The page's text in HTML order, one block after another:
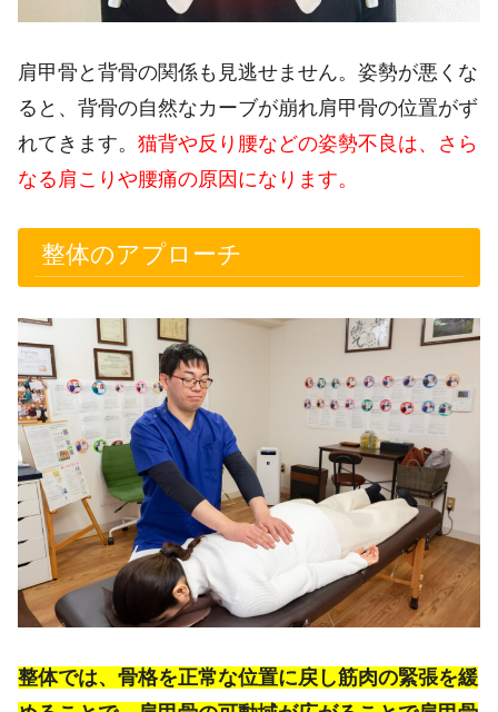
肩甲骨と背骨の関係も見逃せません。姿勢が悪くな
ると、背骨の自然なカーブが崩れ肩甲骨の位置がず
れてきます。 猫背や反り腰などの姿勢不良は、さら
なる肩こりや腰痛の原因になります。
整体のアプローチ
整体では、骨格を正常な位置に戻し筋肉の緊張を緩